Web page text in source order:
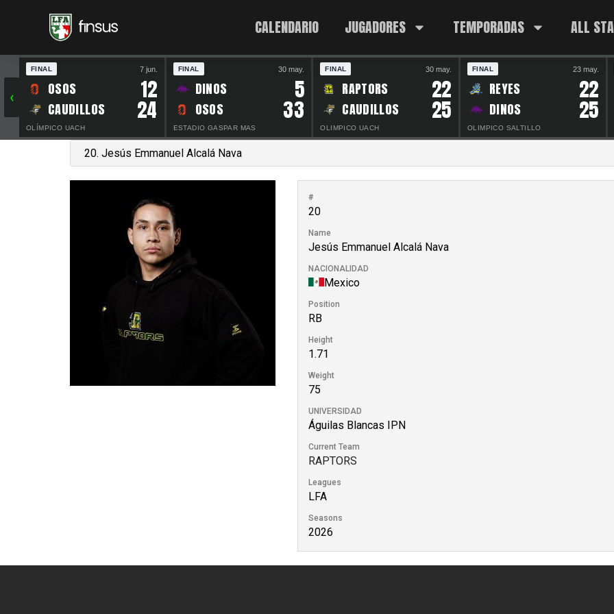
CALENDARIO JUGADORES TEMPORADAS ALL
‹
FINAL 7 jun.
OSOS 12
CAUDILLOS 24
OLÍMPICO UACH
FINAL 30 may.
DINOS 5
OSOS 33
ESTADIO GASPAR MAS
FINAL 30 may.
RAPTORS 22
CAUDILLOS 25
OLIMPICO UACH
FINAL 23 may.
REYES 22
DINOS 25
OLIMPICO SALTILLO
#
20
Name
Jesús Emmanuel Alcalá Nava
NACIONALIDAD
Mexico
Position
RB
Height
1.71
Weight
75
UNIVERSIDAD
Águilas Blancas IPN
Current Team
RAPTORS
Leagues
LFA
Seasons
2026